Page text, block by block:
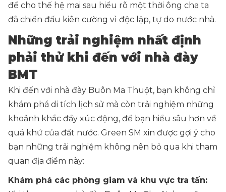
để cho thế hệ mai sau hiểu rõ một thời ông cha ta
đã chiến đấu kiên cường vì độc lập, tự do nước nhà.
Những trải nghiệm nhất định
phải thử khi đến với nhà đày
BMT
Khi đến với nhà đày Buôn Ma Thuột, bạn không chỉ
khám phá di tích lịch sử mà còn trải nghiệm những
khoảnh khắc đầy xúc động, để bạn hiểu sâu hơn về
quá khứ của đất nước. Green SM xin được gợi ý cho
bạn những trải nghiệm không nên bỏ qua khi tham
quan địa điểm này:
Khám phá các phòng giam và khu vực tra tấn: